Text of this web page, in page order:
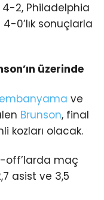
4-2, Philadelphia
0’lık sonuçlarla
üzerinde
ve
Brunson, final
kozları olacak.
off’larda maç
asist ve 3,5